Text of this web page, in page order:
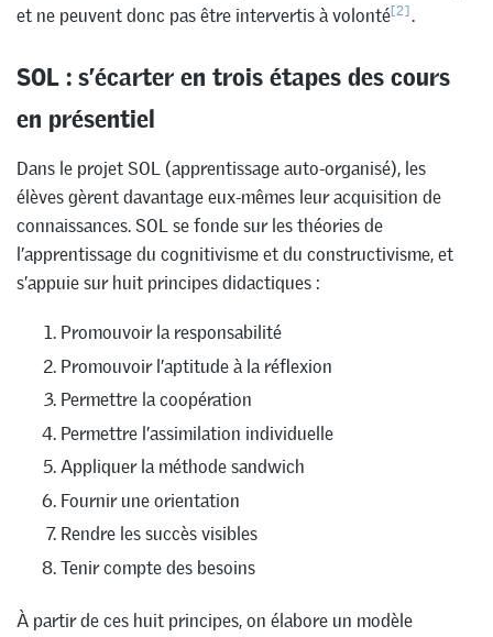
et ne peuvent donc pas être intervertis à volonté[2].
SOL : s’écarter en trois étapes des cours
en présentiel
Dans le projet SOL (apprentissage auto-organisé), les
élèves gèrent davantage eux-mêmes leur acquisition de
connaissances. SOL se fonde sur les théories de
l’apprentissage du cognitivisme et du constructivisme, et
s’appuie sur huit principes didactiques :
Promouvoir la responsabilité
Promouvoir l’aptitude à la réflexion
Permettre la coopération
Permettre l’assimilation individuelle
Appliquer la méthode sandwich
Fournir une orientation
Rendre les succès visibles
Tenir compte des besoins
À partir de ces huit principes, on élabore un modèle